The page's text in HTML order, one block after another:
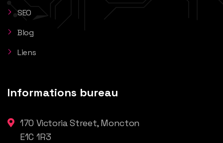
SEO
Blog
Liens
Informations bureau
170 Victoria Street, Moncton
E1C 1R3